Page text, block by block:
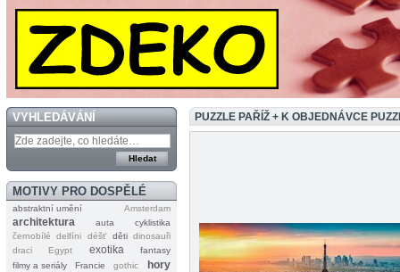
VYHLEDÁVÁNÍ
MOTIVY PRO DOSPĚLÉ
abstraktní umění Amsterdam
architektura auta
cyklistika
černobílé
delfíni déšť děti dinosauři
draci
Egypt exotika
fantasy
filmy a seriály
Francie gothic hory
PUZZLE PAŘÍŽ + K OBJEDNÁVCE